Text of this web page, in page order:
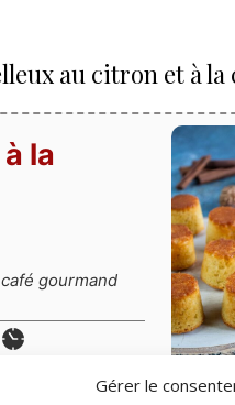
Gérer le
au citron et à la
la
gourmand